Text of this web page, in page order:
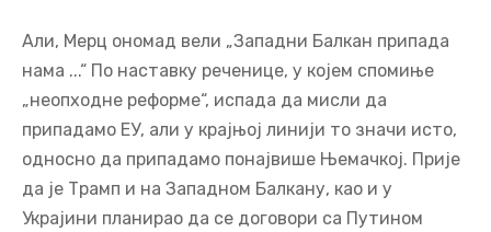
Али, Мерц ономад вели „Западни Балкан припада
нама ...“ По наставку реченице, у којем спомиње
„неопходне реформе“, испада да мисли да
припадамо ЕУ, али у крајњој линији то значи исто,
односно да припадамо понајвише Њемачкој. Прије
да је Трамп и на Западном Балкану, као и у
Украјини планирао да се договори са Путином